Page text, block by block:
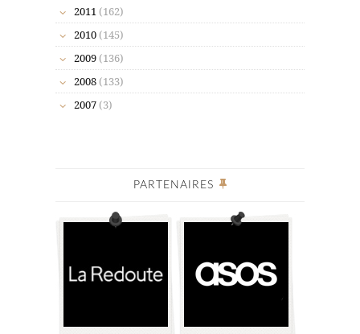
2011 (162)
2010 (145)
2009 (136)
2008 (133)
2007 (3)
PARTENAIRES